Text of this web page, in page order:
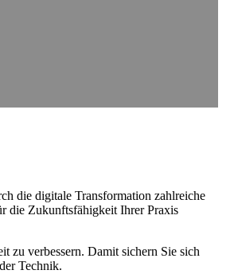
die digitale Transformation zahlreiche
die Zukunftsfähigkeit Ihrer Praxis
zu verbessern. Damit sichern Sie sich
Technik.